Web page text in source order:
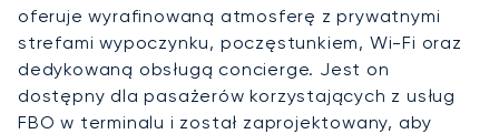
oferuje wyrafinowaną atmosferę z prywatnymi
strefami wypoczynku, poczęstunkiem, Wi-Fi oraz
dedykowaną obsługą concierge. Jest on
dostępny dla pasażerów korzystających z usług
FBO w terminalu i został zaprojektowany, aby